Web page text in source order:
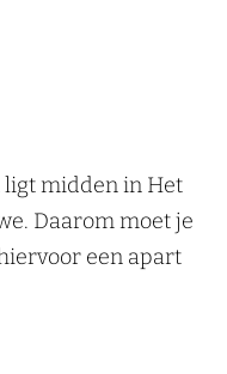
midden in Het
Daarom moet je
een apart